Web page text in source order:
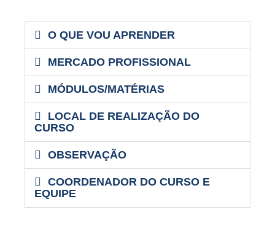
O QUE VOU APRENDER
MERCADO PROFISSIONAL
MÓDULOS/MATÉRIAS
LOCAL DE REALIZAÇÃO DO
CURSO
OBSERVAÇÃO
COORDENADOR DO CURSO E
EQUIPE